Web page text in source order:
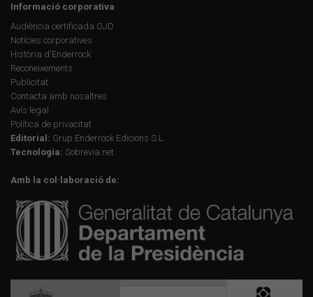
Informació corporativa
Audiència certificada OJD
Notícies corporatives
Història d'Enderrock
Reconeixements
Publicitat
Contacta amb nosaltres
Avís legal
Política de privacitat
Editorial: Grup Enderrock Edicions S.L.
Tecnologia: Sobrevia.net
Amb la col·laboració de: